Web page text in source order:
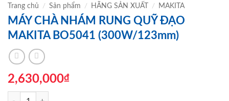
Trang chủ / Sản phẩm / HÃNG SẢN XUẤT / MAKITA
MÁY CHÀ NHÁM RUNG QUỸ ĐẠO
MAKITA BO5041 (300W/123mm)
2,630,000₫
MÁY CHÀ NHÁM RUNG QUỸ ĐẠO MAKITA BO5041 (300W/